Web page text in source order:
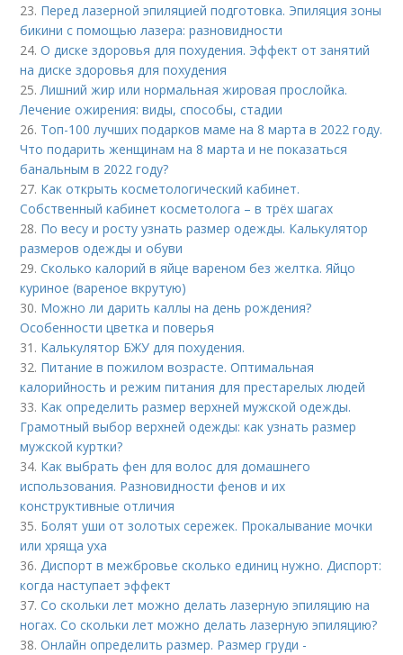
23. Перед лазерной эпиляцией подготовка. Эпиляция зоны
бикини с помощью лазера: разновидности
24.О диске здоровья для похудения. Эффект от занятий
на диске здоровья для похудения
25.Лишний жир или нормальная жировая прослойка.
Лечение ожирения: виды, способы, стадии
26. Топ-100 лучших подарков маме на 8 марта в 2022 году.
Что подарить женщинам на 8 марта и не показаться
банальным в 2022 году?
27. Как открыть косметологический кабинет.
Собственный кабинет косметолога – в трёх шагах
28. По весу и росту узнать размер одежды. Калькулятор
размеров одежды и обуви
29.Сколько калорий в яйце вареном без желтка. Яйцо
куриное (вареное вкрутую)
30. Можно ли дарить каллы на день рождения?
Особенности цветка и поверья
31. Калькулятор БЖУ для похудения.
32. Питание в пожилом возрасте. Оптимальная
калорийность и режим питания для престарелых людей
33. Как определить размер верхней мужской одежды.
Грамотный выбор верхней одежды: как узнать размер
мужской куртки?
34. Как выбрать фен для волос для домашнего
использования. Разновидности фенов и их
конструктивные отличия
35. Болят уши от золотых сережек. Прокалывание мочки
или хряща уха
36.Диспорт в межбровье сколько единиц нужно. Диспорт:
когда наступает эффект
37.Со скольки лет можно делать лазерную эпиляцию на
ногах. Со скольки лет можно делать лазерную эпиляцию?
38.Онлайн определить размер. Размер груди -